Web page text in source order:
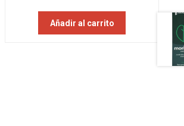
Añadir al carrito